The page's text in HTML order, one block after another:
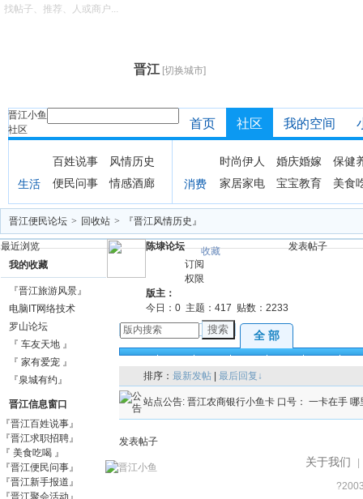
晋江 [切换城市]
晋江小鱼
社区
找帖子、推荐、人或商户...
首页 社区 我的空间
生活
百姓说事
风情历史
便民问事
情感酒廊 消费
时尚伊人 婚庆婚嫁
保健
家居家电
宝宝教育 美食
晋江便民论坛 > 回收站 > 『晋江风情历史』
最近浏览
我的收藏
『晋江旅游风景』
电脑IT网络技术
罗山论坛
『 车友天地 』
『 家有爱宠 』
『泉城有约』
晋江信息窗口
『晋江百姓说事』
『晋江求职招聘』
『 美食吃喝 』
『晋江便民问事』
『晋江新手报道』
『晋江聚会活动』
陈埭论坛
收藏
订阅
权限
版主：
今日： 0 主题： 417 贴数： 2233
发表帖子
搜索 全 部
排序： 最新发帖 最后回复↓
站点公告: 晋江农商银行小鱼卡 口号： 一卡在手
发表帖子
关于我们